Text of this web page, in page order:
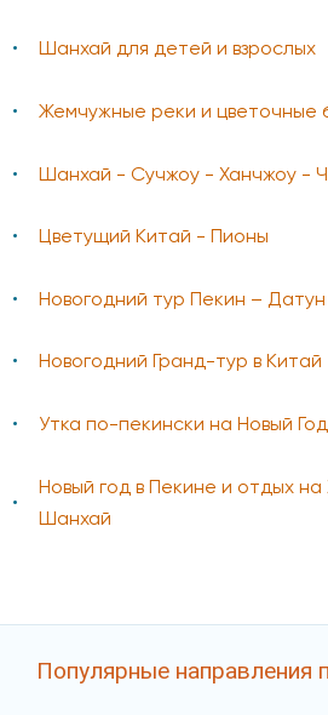
Шанхай для детей и взрослых
Жемчужные реки и цветочные
Шанхай - Сучжоу - Ханчжоу -
Цветущий Китай - Пионы
Новогодний тур Пекин –
Новогодний Гранд-тур в Китай
Утка по-пекински на Новый Год
Новый год в Пекине и отдых
Шанхай
Популярные направления